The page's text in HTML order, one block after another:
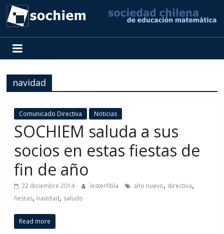
SOCHIEM
Sociedad
Chilena
de
Matemática
navidad
Comunicado Directiva Noticias
SOCHIEM saluda a sus
socios en estas fiestas de
fin de año
22 diciembre 2014 lesterfibla año nuevo, directiva,
fiestas, navidad, saludo
Read more